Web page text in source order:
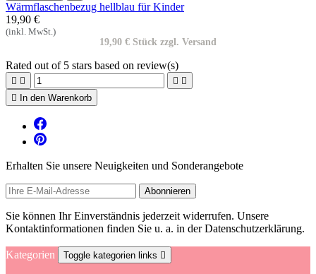
Wärmflaschenbezug hellblau für Kinder
19,90 €
(inkl. MwSt.)
19,90 € Stück zzgl. Versand
Rated out of 5 stars based on review(s)
   

In den Warenkorb
Erhalten Sie unsere Neuigkeiten und Sonderangebote
Sie können Ihr Einverständnis jederzeit widerrufen. Unsere
Kontaktinformationen finden Sie u. a. in der Datenschutzerklärung.
Kategorien Toggle kategorien links 